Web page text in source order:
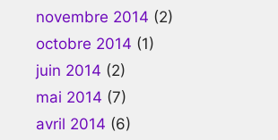
novembre 2014 (2)
octobre 2014 (1)
juin 2014 (2)
mai 2014 (7)
avril 2014 (6)